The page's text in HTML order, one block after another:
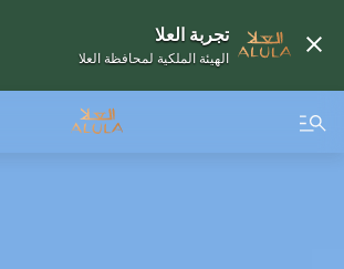
تجربة العلا
الهيئة الملكية لمحافظة العلا